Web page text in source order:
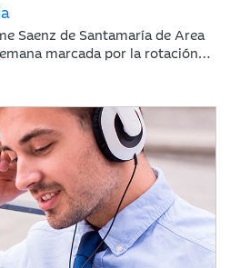
Saenz de Santamaría de Area
marcada por la rotación
han centrado en vender “todo
comprar energía,
industriales.